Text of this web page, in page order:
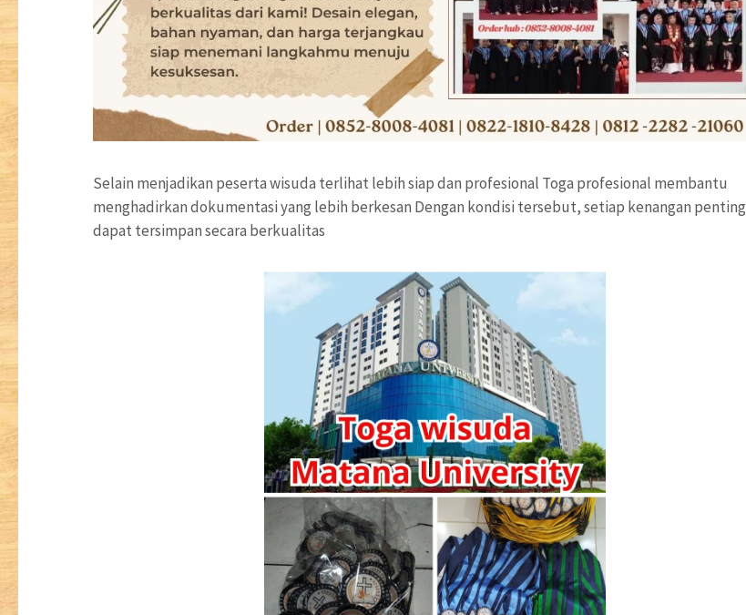
Selain menjadikan peserta wisuda terlihat lebih siap dan profesional Toga profesional membantu
menghadirkan dokumentasi yang lebih berkesan Dengan kondisi tersebut, setiap kenangan penting
dapat tersimpan secara berkualitas